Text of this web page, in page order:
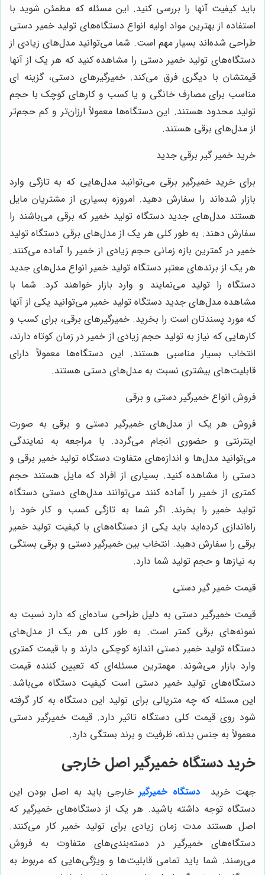
باید کیفیت آنها را بررسی کنید. این مسئله که مطمئن شوید با
استفاده از بهترین مواد اولیه انواع دستگاه‌های تولید خمیر دستی
طراحی شده‌اند بسیار مهم است. شما می‌توانید مدل‌های زیادی از
دستگاه‌های تولید خمیر دستی را مشاهده کنید که هر یک از آنها
قیمتشان با دیگری فرق می‌کند. خمیرگیرهای دستی، گزینه ای
مناسب برای مصارف خانگی و یا کسب و کارهای کوچک با حجم
تولید محدود هستند. این دستگاه‌ها معمولاً ارزان‌تر و کم حجم‌تر
از مدل‌های برقی هستند.
خرید خمیر گیر برقی جدید
برای خرید خمیرگیر برقی می‌توانید مدل‌هایی که به تازگی وارد
بازار شده‌اند را سفارش دهید. امروزه بسیاری از مشتریان مایل
هستند مدل‌های جدید دستگاه تولید خمیر که برقی می‌باشند را
سفارش دهند. به طور کلی هر یک از مدل‌های برقی دستگاه تولید
خمیر در کمترین بازه زمانی حجم زیادی از خمیر را آماده می‌کنند.
هر یک از برندهای معتبر دستگاه تولید خمیر انواع مدل‌های جدید
دستگاه را تولید می‌نمایند و وارد بازار خواهند کرد. شما با
مشاهده مدل‌های جدید دستگاه تولید خمیر می‌توانید یکی از آنها
که مورد پسندتان است را بخرید. خمیرگیرهای برقی، برای کسب و
کارهایی که نیاز به تولید حجم زیادی از خمیر در زمان کوتاه دارند،
انتخاب بسیار مناسبی هستند. این دستگاه‌ها معمولاً دارای
قابلیت‌های بیشتری نسبت به مدل‌های دستی هستند.
فروش انواع خمیرگیر دستی و برقی
فروش هر یک از مدل‌های خمیرگیر دستی و برقی به صورت
اینترنتی و حضوری انجام می‌گردد. با مراجعه به نمایندگی
می‌توانید مدل‌ها و اندازه‌های متفاوت دستگاه تولید خمیر برقی و
دستی را مشاهده کنید. بسیاری از افراد که مایل هستند حجم
کمتری از خمیر را آماده کنند می‌توانند مدل‌های دستی دستگاه
تولید خمیر را بخرند. اگر شما به تازگی کسب و کار خود را
راه‌اندازی کرده‌اید باید یکی از دستگاه‌های با کیفیت تولید خمیر
برقی را سفارش دهید. انتخاب بین خمیرگیر دستی و برقی بستگی
به نیازها و حجم تولید شما دارد.
قیمت خمیر گیر دستی
قیمت خمیرگیر دستی به دلیل طراحی ساده‌ای که دارد نسبت به
نمونه‌های برقی کمتر است. به طور کلی هر یک از مدل‌های
دستگاه تولید خمیر دستی اندازه کوچکی دارند و با قیمت کمتری
وارد بازار می‌شوند. مهمترین مسئله‌ای که تعیین کننده قیمت
دستگاه‌های تولید خمیر دستی است کیفیت دستگاه می‌باشد.
این مسئله که چه متریالی برای تولید این دستگاه به کار گرفته
شود روی قیمت کلی دستگاه تاثیر دارد. قیمت خمیرگیر دستی
معمولاً به جنس بدنه، ظرفیت و برند بستگی دارد.
خرید دستگاه خمیرگیر اصل خارجی
جهت خرید دستگاه خمیرگیر خارجی باید به اصل بودن این
دستگاه توجه داشته باشید. هر یک از دستگاه‌های خمیرگیر که
اصل هستند مدت زمان زیادی برای تولید خمیر کار می‌کنند.
دستگاه‌های خمیرگیر در دسته‌بندی‌های متفاوت به فروش
می‌رسند. شما باید تمامی قابلیت‌ها و ویژگی‌هایی که مربوط به